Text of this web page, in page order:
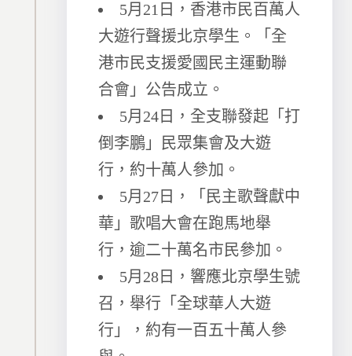
5月21日，香港市民百萬人
大遊行聲援北京學生。「全
港市民支援愛國民主運動聯
合會」公告成立。
5月24日，全支聯發起「打
倒李鵬」民眾集會及大遊
行，約十萬人參加。
5月27日，「民主歌聲獻中
華」歌唱大會在跑馬地舉
行，逾二十萬名市民參加。
5月28日，響應北京學生號
召，舉行「全球華人大遊
行」，約有一百五十萬人參